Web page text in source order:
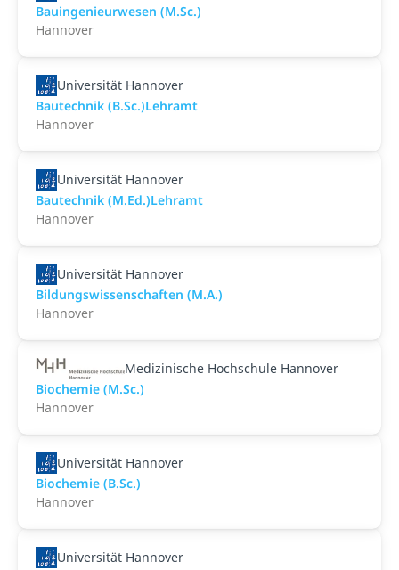
Bauingenieurwesen (M.Sc.)
Hannover
Universität Hannover
Bautechnik (B.Sc.)Lehramt
Hannover
Universität Hannover
Bautechnik (M.Ed.)Lehramt
Hannover
Universität Hannover
Bildungswissenschaften (M.A.)
Hannover
Medizinische Hochschule Hannover
Biochemie (M.Sc.)
Hannover
Universität Hannover
Biochemie (B.Sc.)
Hannover
Universität Hannover